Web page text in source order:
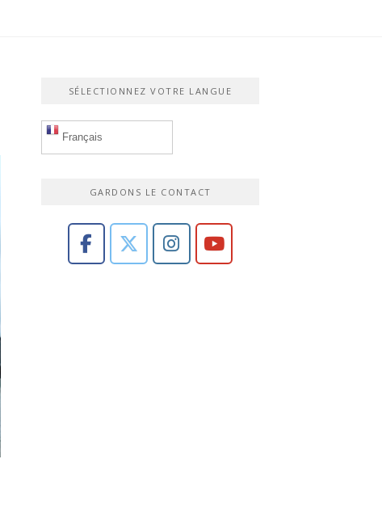
SÉLECTIONNEZ VOTRE LANGUE
Français
GARDONS LE CONTACT